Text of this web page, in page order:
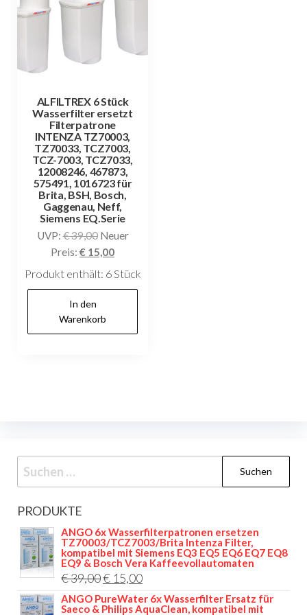
ALFILTREX 6 Stück
Wasserfilter ersetzt
Filterpatrone
INTENZA TZ70003,
TZ70033, TCZ7003,
TCZ-7003, TCZ7033,
12008246, 467873,
575491, 1016723 für
Brita, BSH, Bosch,
Gaggenau, Neff,
Siemens EQ.Serie
UVP:€39,00 Ursprünglicher
Preis
war:
Neuer
Preis: € 15,00Aktueller
Preis
Produkt enthält: 6Stück
In den
Warenkorb
Suchen
nach:
PRODUKTE
ANGO 6x Wasserfilterpatronen ersetzen
TZ70003/TCZ7003/Brita Intenza Filter,
kompatibel mit Siemens EQ3 EQ5 EQ6 EQ7 EQ8
EQ9 & Bosch Vera Kaffeevollautomaten
€39,00Ursprünglicher
Preis
€ 15,00Aktueller
Preis
ANGO PureWater 6x Wasserfilter Ersatz für
Saeco & Philips AquaClean, kompatibel mit